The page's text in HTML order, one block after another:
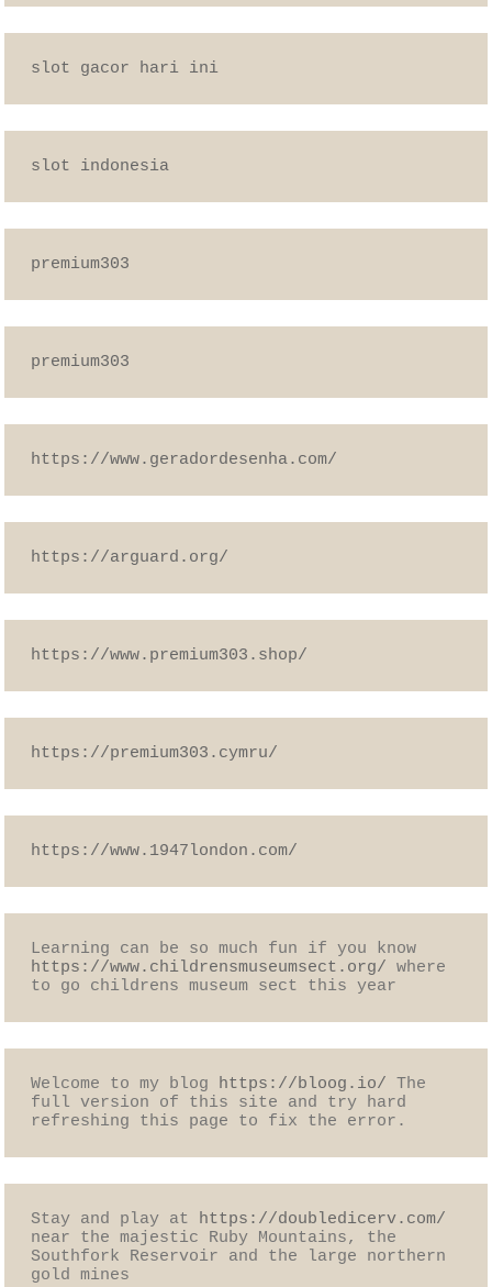
slot gacor hari ini
slot indonesia
premium303
premium303
https://www.geradordesenha.com/
https://arguard.org/
https://www.premium303.shop/
https://premium303.cymru/
https://www.1947london.com/
https://www.childrensmuseumsect.org/ where
to go childrens museum sect this year
Welcome to my blog https://bloog.io/ The
full version of this site and try hard
refreshing this page to fix the error.
Stay and play at https://doubledicerv.com/
near the majestic Ruby Mountains, the
Southfork Reservoir and the large northern
gold mines